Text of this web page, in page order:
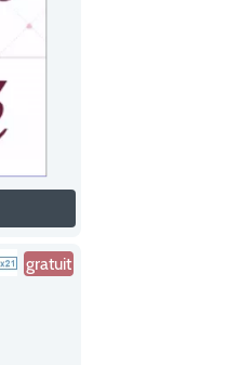
gratuit